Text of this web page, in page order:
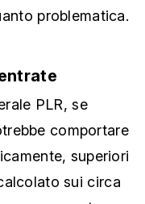
problematica.
PLR, se
comportare
superiori
sui circa